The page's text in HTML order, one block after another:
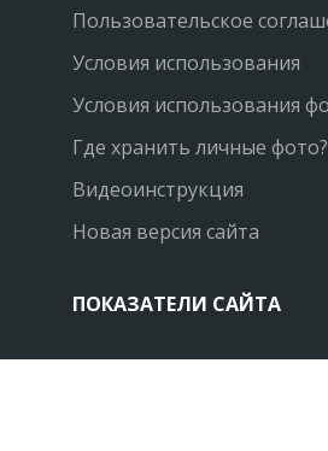
Пользовательское
Условия использования
Условия использования
Где хранить личные фото?
Видеоинструкция
Новая версия сайта
ПОКАЗАТЕЛИ САЙТА